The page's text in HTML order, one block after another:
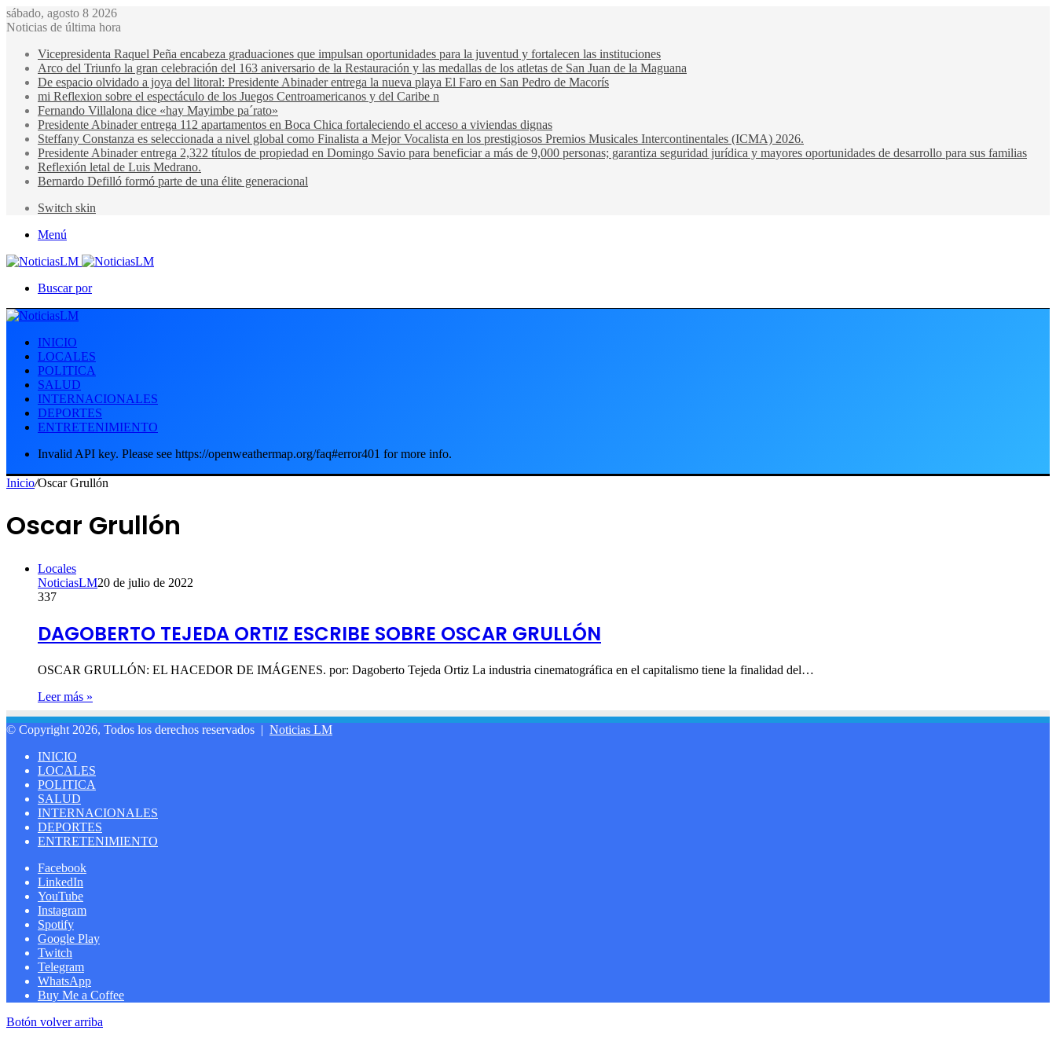
sábado, agosto 8 2026
Noticias de última hora
Vicepresidenta Raquel Peña encabeza graduaciones que impulsan oportunidades para la juventud y fortalecen las instituciones
Arco del Triunfo la gran celebración del 163 aniversario de la Restauración y las medallas de los atletas de San Juan de la Maguana
De espacio olvidado a joya del litoral: Presidente Abinader entrega la nueva playa El Faro en San Pedro de Macorís
mi Reflexion sobre el espectáculo de los Juegos Centroamericanos y del Caribe n
Fernando Villalona dice «hay Mayimbe pa´rato»
Presidente Abinader entrega 112 apartamentos en Boca Chica fortaleciendo el acceso a viviendas dignas
Steffany Constanza es seleccionada a nivel global como Finalista a Mejor Vocalista en los prestigiosos Premios Musicales Intercontinentales (ICMA) 2026.
Presidente Abinader entrega 2,322 títulos de propiedad en Domingo Savio para beneficiar a más de 9,000 personas; garantiza seguridad jurídica y mayores oportunidades de desarrollo para sus familias
Reflexión letal de Luis Medrano.
Bernardo Defilló formó parte de una élite generacional
Switch skin
Menú
Buscar por
INICIO
LOCALES
POLITICA
SALUD
INTERNACIONALES
DEPORTES
ENTRETENIMIENTO
Invalid API key. Please see https://openweathermap.org/faq#error401 for more info.
Inicio/Oscar Grullón
Oscar Grullón
Locales
NoticiasLM20 de julio de 2022
337
DAGOBERTO TEJEDA ORTIZ ESCRIBE SOBRE OSCAR GRULLÓN
OSCAR GRULLÓN: EL HACEDOR DE IMÁGENES. por: Dagoberto Tejeda Ortiz La industria cinematográfica en el capitalismo tiene la finalidad del…
Leer más »
© Copyright 2026, Todos los derechos reservados | Noticias LM
INICIO
LOCALES
POLITICA
SALUD
INTERNACIONALES
DEPORTES
ENTRETENIMIENTO
Facebook
LinkedIn
YouTube
Instagram
Spotify
Google Play
Twitch
Telegram
WhatsApp
Buy Me a Coffee
Botón volver arriba